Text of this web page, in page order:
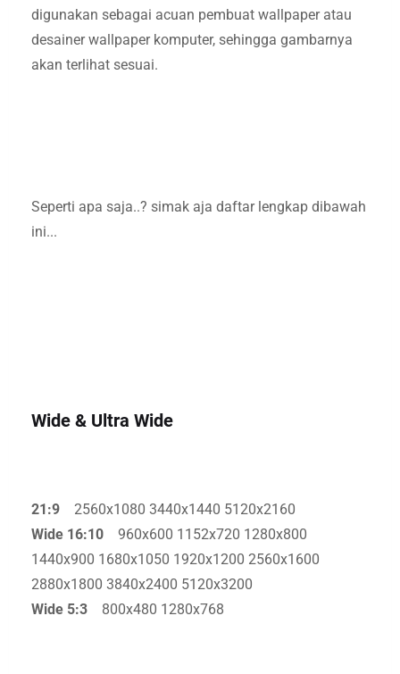
digunakan sebagai acuan pembuat wallpaper atau
desainer wallpaper komputer, sehingga gambarnya
akan terlihat sesuai.
Seperti apa saja..? simak aja daftar lengkap dibawah
ini...
Wide & Ultra Wide
21:9 2560x1080 3440x1440 5120x2160
Wide 16:10 960x600 1152x720 1280x800
1440x900 1680x1050 1920x1200 2560x1600
2880x1800 3840x2400 5120x3200
Wide 5:3
800x480 1280x768